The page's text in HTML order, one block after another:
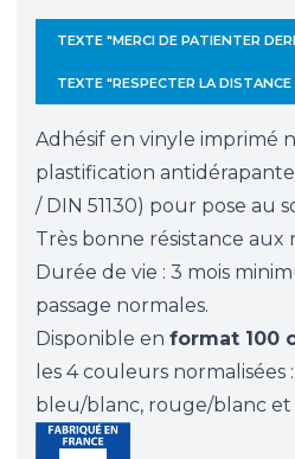
TEXTE "MERCI DE PATIENTER
TEXTE "RESPECTER LA
Adhésif en vinyle imprimé
plastification antidérapante
/ DIN 51130) pour pose au
Très bonne résistance aux
Durée de vie : 3 mois
passage normales.
Disponible en format 100
les 4 couleurs normalisées
bleu/blanc, rouge/blanc et